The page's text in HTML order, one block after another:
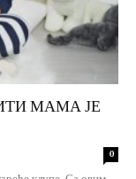
МАМА ЈЕ
0